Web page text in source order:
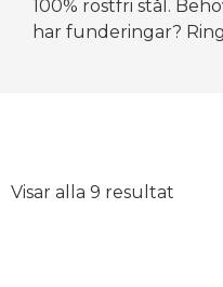
100% rostfri stål.
har funderingar?
Visar alla 9 resultat